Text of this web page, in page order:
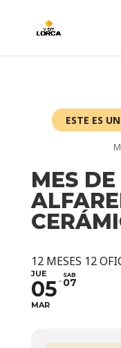
ESTE ES
MES
12 MESES 12
JUE
05
MAR
SAB
07